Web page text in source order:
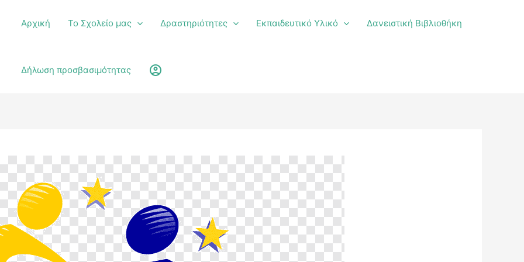
Αρχική Το Σχολείο μας Δραστηριότητες Εκπαιδευτικό Υλικό Δανειστική Βιβλιοθήκη
Δήλωση προσβασιμότητας account_circle